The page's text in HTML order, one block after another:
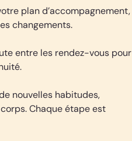
plan d’accompagnement,
changements.
entre les rendez-vous pour
nouvelles habitudes,
Chaque étape est